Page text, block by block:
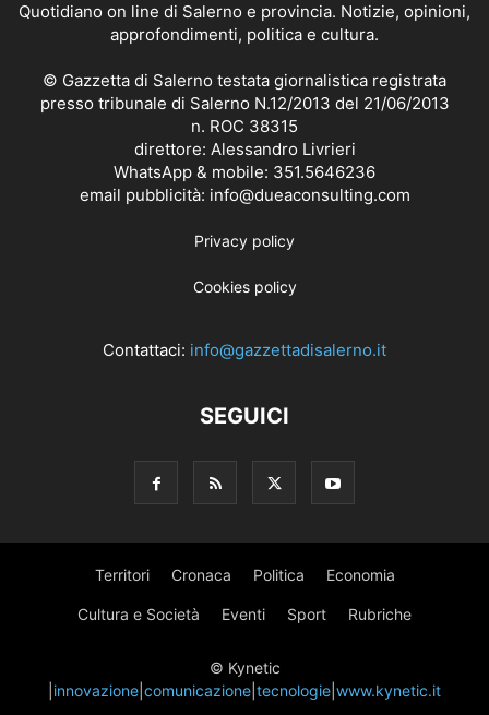
Quotidiano on line di Salerno e provincia. Notizie, opinioni,
approfondimenti, politica e cultura.
© Gazzetta di Salerno testata giornalistica registrata
presso tribunale di Salerno N.12/2013 del 21/06/2013
n. ROC 38315
direttore: Alessandro Livrieri
WhatsApp & mobile: 351.5646236
email pubblicità: info@dueaconsulting.com
Privacy policy
Cookies policy
Contattaci: info@gazzettadisalerno.it
SEGUICI
Territori Cronaca Politica Economia
Cultura e Società Eventi Sport Rubriche
© Kynetic
innovazione comunicazione tecnologie www.kynetic.it